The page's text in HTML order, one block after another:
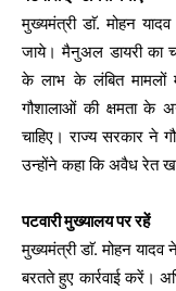
मुख्यमंत्री डाॅ. मोहन
जाये। मैनुअल डायरी का
के लाभ के लंबित मामलों
गौशालाओं की क्षमता के
चाहिए। राज्य सरकार ने
उन्होंने कहा कि अवैध रेत
पटवारी मुख्यालय पर रहें
मुख्यमंत्री डाॅ. मोहन
बरतते हुए कार्रवाई करें।